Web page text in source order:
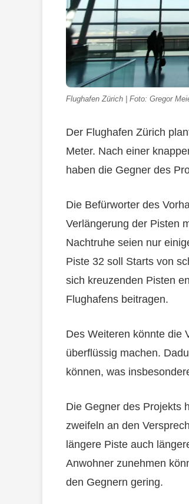
Flughafen Zürich | Foto: Gregor
Der Flughafen Zürich
Meter. Nach einer
haben die Gegner des
Die Befürworter des
Verlängerung der Pisten
Nachtruhe seien nur
Piste 32 soll Starts von
sich kreuzenden Pisten
Flughafens beitragen.
Des Weiteren könnte die
überflüssig machen.
können, was
Die Gegner des Projekts
zweifeln an den
längere Piste auch
Anwohner zunehmen
den Gegnern gering.